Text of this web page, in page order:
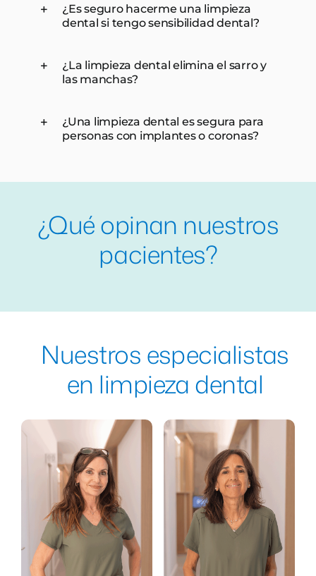
¿Es seguro hacerme una limpieza
dental si tengo sensibilidad dental?
¿La limpieza dental elimina el sarro y
las manchas?
¿Una limpieza dental es segura para
personas con implantes o coronas?
¿Qué opinan nuestros
pacientes?
Nuestros especialistas
en limpieza dental